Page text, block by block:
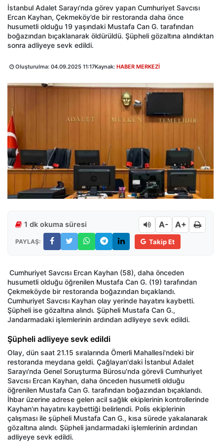
İstanbul Adalet Sarayı’nda görev yapan Cumhuriyet Savcısı
Ercan Kayhan, Çekmeköy’de bir restoranda daha önce
husumetli olduğu 19 yaşındaki Mustafa Can G. tarafından
boğazından bıçaklanarak öldürüldü. Şüpheli gözaltına alındıktan
sonra adliyeye sevk edildi.
Oluşturulma: 04.09.2025 11:17Kaynak: HABER MERKEZİ
1 dk okuma süresi A- A+
PAYLAŞ: Takip Et
Cumhuriyet Savcısı Ercan Kayhan (58), daha önceden
husumetli olduğu öğrenilen Mustafa Can G. (19) tarafından
Çekmeköyde bir restoranda boğazından bıçaklandı.
Cumhuriyet Savcısı Kayhan olay yerinde hayatını kaybetti.
Şüpheli ise gözaltına alındı. Şüpheli Mustafa Can G.,
Jandarmadaki işlemlerinin ardından adliyeye sevk edildi.
Şüpheli adliyeye sevk edildi
Olay, dün saat 21.15 sıralarında Ömerli Mahallesi'ndeki bir
restoranda meydana geldi. Çağlayan'daki İstanbul Adalet
Sarayı'nda Genel Soruşturma Bürosu'nda görevli Cumhuriyet
Savcısı Ercan Kayhan, daha önceden husumetli olduğu
öğrenilen Mustafa Can G. tarafından boğazından bıçaklandı.
İhbar üzerine adrese gelen acil sağlık ekiplerinin kontrollerinde
Kayhan'ın hayatını kaybettiği belirlendi. Polis ekiplerinin
çalışması ile şüpheli Mustafa Can G., kısa sürede yakalanarak
gözaltına alındı. Şüpheli jandarmadaki işlemlerinin ardından
adliyeye sevk edildi.